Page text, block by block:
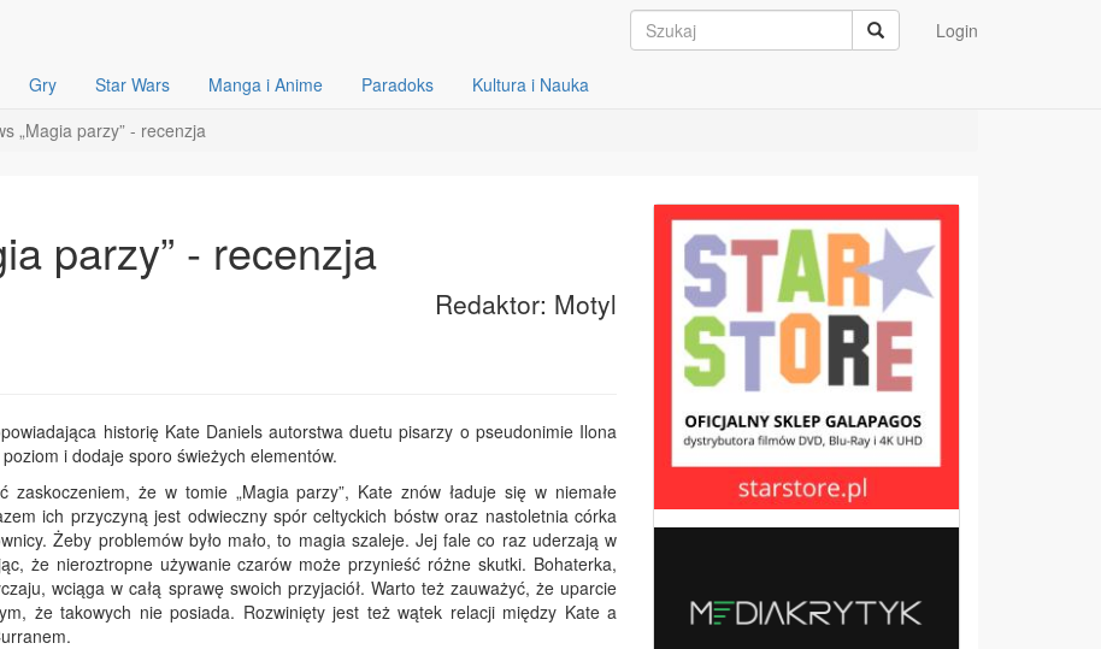
Login
Gry Star Wars Manga i Anime Paradoks
Kultura i Nauka
„Magia parzy” - recenzja
parzy” - recenzja
Redaktor: Motyl
historię Kate Daniels autorstwa duetu pisarzy o pseudonimie Ilona
i dodaje sporo świeżych elementów.
zaskoczeniem, że w tomie „Magia parzy”, Kate znów ładuje się w niemałe
ich przyczyną jest odwieczny spór celtyckich bóstw oraz nastoletnia córka
Żeby problemów było mało, to magia szaleje. Jej fale co raz uderzają w
że nieroztropne używanie czarów może przynieść różne skutki. Bohaterka,
wciąga w całą sprawę swoich przyjaciół. Warto też zauważyć, że uparcie
że takowych nie posiada. Rozwinięty jest też wątek relacji między Kate a